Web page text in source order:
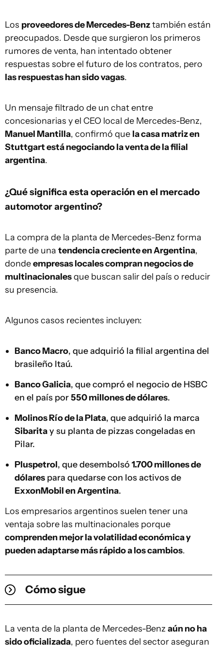
Los proveedores de Mercedes-Benztambién están
preocupados. Desde que surgieron los primeros
rumores de venta, han intentado obtener
respuestas sobre el futuro de los contratos, pero
las respuestas han sido vagas.
Un mensaje filtrado de un chat entre
concesionarias y el CEO local de Mercedes-Benz,
Manuel Mantilla, confirmó que la casa matriz en
Stuttgart está negociando la venta de la filial
argentina.
¿Qué significa esta operación en el mercado
automotor argentino?
La compra de la planta de Mercedes-Benz forma
parte de una tendencia creciente en Argentina,
dondeempresas locales compran negocios de
multinacionalesque buscan salir del país o reducir
su presencia.
Algunos casos recientes incluyen:
Banco Macro, que adquirió la filial argentina del
brasileño Itaú.
Banco Galicia, que compró el negocio de HSBC
en el país por550 millones de dólares.
Molinos Río de la Plata, que adquirió la marca
Sibaritay su planta de pizzas congeladas en
Pilar.
Pluspetrol, que desembolsó 1.700 millones de
dólares para quedarse con los activos de
ExxonMobil en Argentina.
Los empresarios argentinos suelen tener una
ventaja sobre las multinacionales porque
comprenden mejor la volatilidad económica y
pueden adaptarse más rápido a los cambios.
Cómo sigue
La venta de la planta de Mercedes-Benz aún no ha
sido oficializada, pero fuentes del sector aseguran